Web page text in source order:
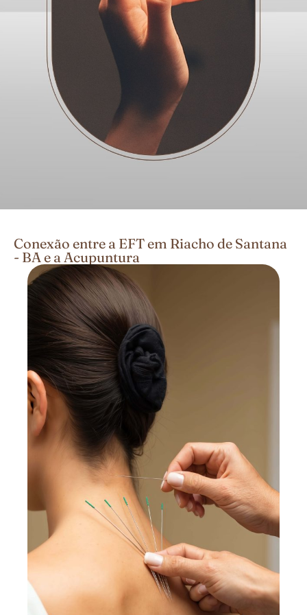
Conexão entre a EFT em Riacho de Santana
- BA e a Acupuntura